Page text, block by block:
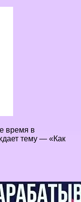
время в
тему — «Как